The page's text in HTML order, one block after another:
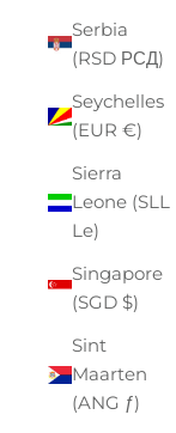
Serbia
(RSD РСД)
Seychelles
(EUR €)
Sierra
Leone (SLL
Le)
Singapore
(SGD $)
Sint
Maarten
(ANG ƒ)